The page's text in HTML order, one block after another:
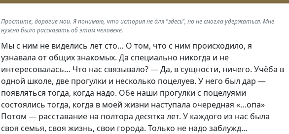
Простите, дорогие мои. Я понимаю, что история не для "здесь", но не смогла удержаться. Мне
нужно было рассказать об этом человеке.
Мы с ним не виделись лет сто… О том, что с ним происходило, я
узнавала от общих знакомых. Да специально никогда и не
интересовалась… Что нас связывало? — Да, в сущности, ничего. Учёба в
одной школе, две прогулки и несколько поцелуев. У него был дар —
появляться тогда, когда надо. Обе наши прогулки с поцелуями
состоялись тогда, когда в моей жизни наступала очередная «…опа»
Потом — расставание на полтора десятка лет. У каждого из нас была
своя семья, своя жизнь, свои города. Только не надо заблужд…